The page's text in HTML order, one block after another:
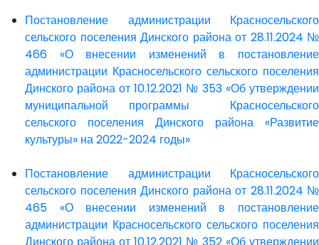
Постановление администрации Красносельского
сельского поселения Динского района от 28.11.2024 №
466 «О внесении изменений в постановление
администрации Красносельского сельского поселения
Динского района от 10.12.2021 № 353 «Об утверждении
муниципальной программы Красносельского
сельского поселения Динского района «Развитие
культуры» на 2022-2024 годы»
Постановление администрации Красносельского
сельского поселения Динского района от 28.11.2024 №
465 «О внесении изменений в постановление
администрации Красносельского сельского поселения